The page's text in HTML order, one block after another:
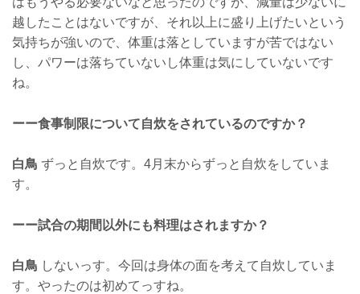
越したことはないですが、それ以上に盛り上げたいという
気持ちが強いので、体重は落としていますが苦ではない
し、パワーは落ちていないし体重は気にしていないです
ね。
ーー食事制限について自炊をされているのですか？
白鳥 ずっと自炊です。4月末からずっと自炊をしていま
す。
ーー試合の期間以外にも料理はされますか？
白鳥 しないっす。今回は身体の面を考えて自炊していま
す。やったのは初めてっすね。